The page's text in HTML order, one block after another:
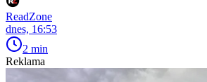
ReadZone
dnes, 16:53
2 min
Reklama